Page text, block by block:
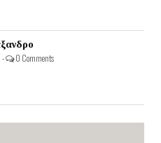
- 0 Comments